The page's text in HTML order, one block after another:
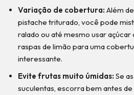
Variação de cobertura: Além
pistache triturado, você pode
ralado ou até mesmo usar
raspas de limão para uma
interessante.
Evite frutas muito úmidas: Se
suculentas, escorra bem antes de